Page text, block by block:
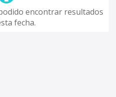
encontrar resultados
fecha.